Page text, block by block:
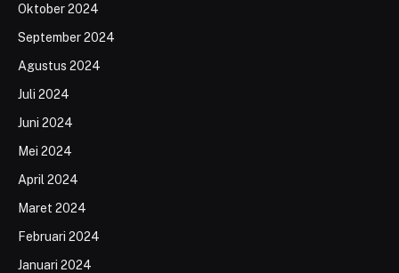
Oktober 2024
September 2024
Agustus 2024
Juli 2024
Juni 2024
Mei 2024
April 2024
Maret 2024
Februari 2024
Januari 2024